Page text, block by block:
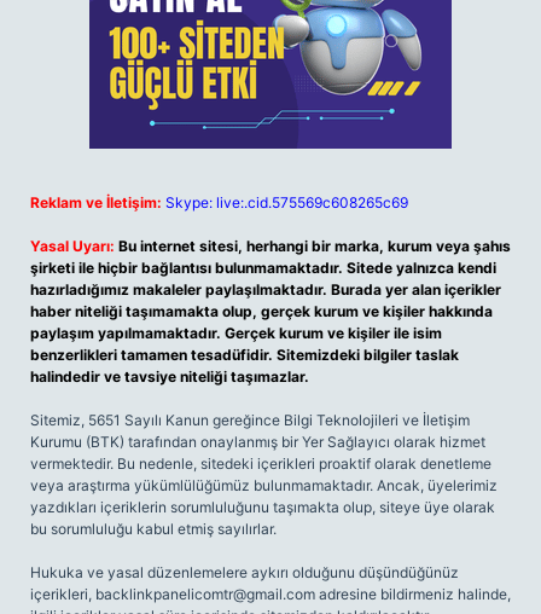
Reklam ve İletişim: Skype: live:.cid.575569c608265c69
Yasal Uyarı: Bu internet sitesi, herhangi bir marka, kurum veya şahıs
şirketi ile hiçbir bağlantısı bulunmamaktadır. Sitede yalnızca kendi
hazırladığımız makaleler paylaşılmaktadır. Burada yer alan içerikler
haber niteliği taşımamakta olup, gerçek kurum ve kişiler hakkında
paylaşım yapılmamaktadır. Gerçek kurum ve kişiler ile isim
benzerlikleri tamamen tesadüfidir. Sitemizdeki bilgiler taslak
halindedir ve tavsiye niteliği taşımazlar.
Sitemiz, 5651 Sayılı Kanun gereğince Bilgi Teknolojileri ve İletişim
Kurumu (BTK) tarafından onaylanmış bir Yer Sağlayıcı olarak hizmet
vermektedir. Bu nedenle, sitedeki içerikleri proaktif olarak denetleme
veya araştırma yükümlülüğümüz bulunmamaktadır. Ancak, üyelerimiz
yazdıkları içeriklerin sorumluluğunu taşımakta olup, siteye üye olarak
bu sorumluluğu kabul etmiş sayılırlar.
Hukuka ve yasal düzenlemelere aykırı olduğunu düşündüğünüz
içerikleri, backlinkpanelicomtr@gmail.com adresine bildirmeniz halinde,